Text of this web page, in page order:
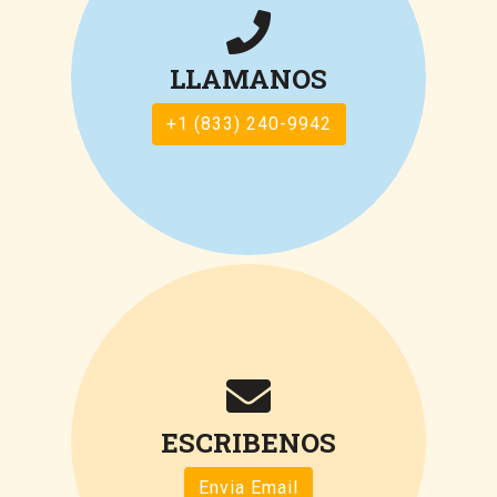
LLAMANOS
+1 (833) 240-9942
ESCRIBENOS
Envia Email